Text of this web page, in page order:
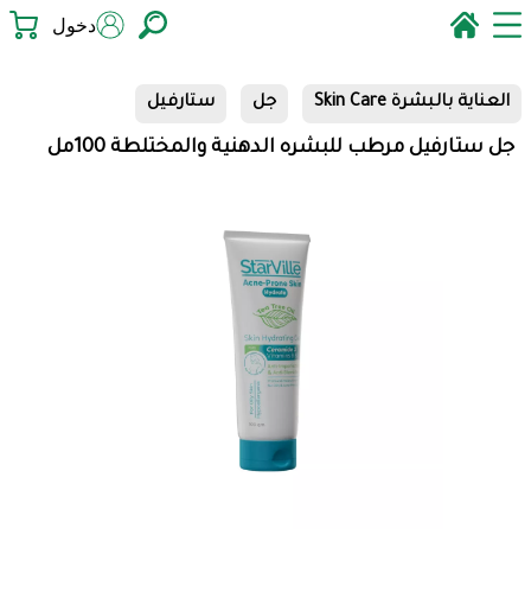
دخول
العناية بالبشرة Skin Care جل ستارفيل
جل ستارفيل مرطب للبشره الدهنية والمختلطة 100مل